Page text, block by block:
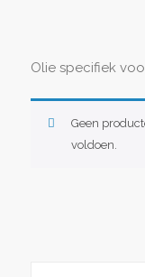
Olie specifiek
Geen
voldoen.